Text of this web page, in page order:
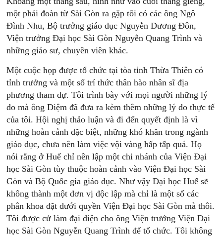
một phái đoàn từ Sài Gòn ra gặp tôi có các ông Ngô
Đình Nhu, Bộ trưởng giáo dục Nguyễn Dương Đôn,
Viện trưởng Đại học Sài Gòn Nguyễn Quang Trình và
những giáo sư, chuyên viên khác.
Một cuộc họp được tổ chức tại tòa tỉnh Thừa Thiên có
tỉnh trưởng và một số trí thức thân hào nhân sĩ địa
phương tham dự. Tôi trình bày với mọi người những lý
do mà ông Diệm đã đưa ra kèm thêm những lý do thực tế
của tôi. Hội nghị thảo luận và đi đến quyết định là vì
những hoàn cảnh đặc biệt, những khó khăn trong ngành
giáo dục, chưa nên làm việc vội vàng hấp tấp quá. Họ
nói rằng ở Huế chỉ nên lập một chi nhánh của Viện Đại
học Sài Gòn tùy thuộc hoàn cảnh vào Viện Đại học Sài
Gòn và Bộ Quốc gia giáo dục. Như vậy Đại học Huế sẽ
không thành một đơn vị độc lập mà chỉ là một số các
phân khoa đặt dưới quyền Viện Đại học Sài Gòn mà thôi.
Tôi được cử làm đại diện cho ông Viện trưởng Viện Đại
học Sài Gòn Nguyễn Quang Trình để tổ chức. Tôi không